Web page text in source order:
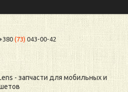
(73)043-00-42
- запчасти для мобильных и